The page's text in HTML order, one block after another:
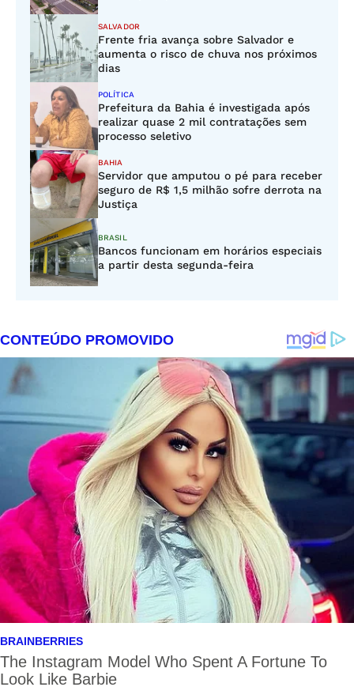
SALVADOR
Frente fria avança sobre Salvador e
aumenta o risco de chuva nos próximos
dias
POLÍTICA
Prefeitura da Bahia é investigada após
realizar quase 2 mil contratações sem
processo seletivo
BAHIA
Servidor que amputou o pé para receber
seguro de R$ 1,5 milhão sofre derrota na
Justiça
BRASIL
Bancos funcionam em horários especiais
a partir desta segunda-feira